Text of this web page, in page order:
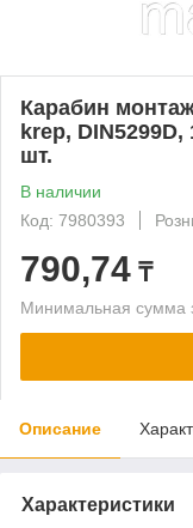
Карабин
krep,
шт.
В наличии
Код: 7980393
790,74 ₸
Минимальная сумма
Описание
Характеристики